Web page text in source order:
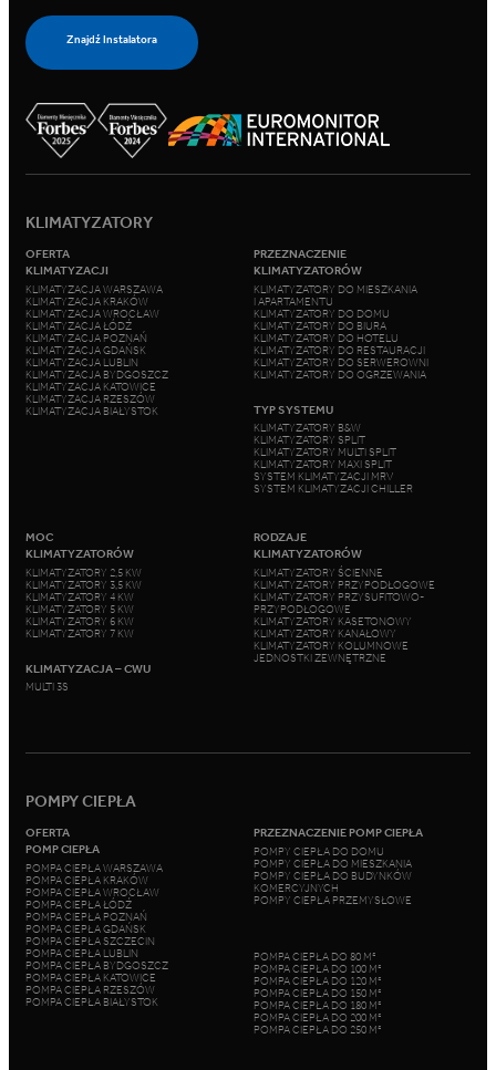
Znajdź Instalatora
KLIMATYZATORY
OFERTA
KLIMATYZACJI
KLIMATYZACJA WARSZAWA
KLIMATYZACJA KRAKÓW
KLIMATYZACJA WROCŁAW
KLIMATYZACJA ŁÓDŹ
KLIMATYZACJA POZNAŃ
KLIMATYZACJA GDAŃSK
KLIMATYZACJA LUBLIN
KLIMATYZACJA BYDGOSZCZ
KLIMATYZACJA KATOWICE
KLIMATYZACJA RZESZÓW
KLIMATYZACJA BIAŁYSTOK
PRZEZNACZENIE
KLIMATYZATORÓW
KLIMATYZATORY DO MIESZKANIA
I APARTAMENTU
KLIMATYZATORY DO DOMU
KLIMATYZATORY DO BIURA
KLIMATYZATORY DO HOTELU
KLIMATYZATORY DO RESTAURACJI
KLIMATYZATORY DO SERWEROWNI
KLIMATYZATORY DO OGRZEWANIA
TYP SYSTEMU
KLIMATYZATORY B&W
KLIMATYZATORY SPLIT
KLIMATYZATORY MULTI SPLIT
KLIMATYZATORY MAXI SPLIT
SYSTEM KLIMATYZACJI MRV
SYSTEM KLIMATYZACJI CHILLER
MOC
KLIMATYZATORÓW
KLIMATYZATORY 2,5 KW
KLIMATYZATORY 3,5 KW
KLIMATYZATORY 4 KW
KLIMATYZATORY 5 KW
KLIMATYZATORY 6 KW
KLIMATYZATORY 7 KW
KLIMATYZACJA – CWU
MULTI 3S
RODZAJE
KLIMATYZATORÓW
KLIMATYZATORY ŚCIENNE
KLIMATYZATORY PRZYPODŁOGOWE
KLIMATYZATORY PRZYSUFITOWO-
PRZYPODŁOGOWE
KLIMATYZATORY KASETONOWY
KLIMATYZATORY KANAŁOWY
KLIMATYZATORY KOLUMNOWE
JEDNOSTKI ZEWNĘTRZNE
POMPY CIEPŁA
OFERTA
POMP CIEPŁA
POMPA CIEPŁA WARSZAWA
POMPA CIEPŁA KRAKÓW
POMPA CIEPŁA WROCŁAW
POMPA CIEPŁA ŁÓDŹ
POMPA CIEPŁA POZNAŃ
POMPA CIEPŁA GDAŃSK
POMPA CIEPŁA SZCZECIN
POMPA CIEPŁA LUBLIN
POMPA CIEPŁA BYDGOSZCZ
POMPA CIEPŁA KATOWICE
POMPA CIEPŁA RZESZÓW
POMPA CIEPŁA BIAŁYSTOK
PRZEZNACZENIE POMP CIEPŁA
POMPY CIEPŁA DO DOMU
POMPY CIEPŁA DO MIESZKANIA
POMPY CIEPŁA DO BUDYNKÓW
KOMERCYJNYCH
POMPY CIEPŁA PRZEMYSŁOWE
POMPA CIEPŁA DO 80 M²
POMPA CIEPŁA DO 100 M²
POMPA CIEPŁA DO 120 M²
POMPA CIEPŁA DO 150 M²
POMPA CIEPŁA DO 180 M²
POMPA CIEPŁA DO 200 M²
POMPA CIEPŁA DO 250 M²